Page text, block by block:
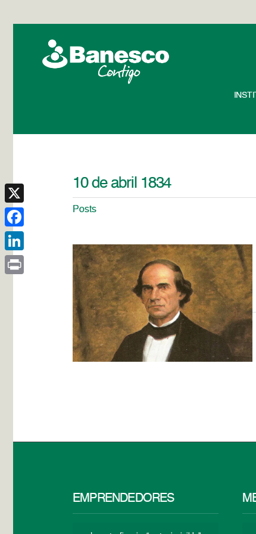
10 de abril 1834
Posts
EMPRENDEDORES
X
Facebook
LinkedIn